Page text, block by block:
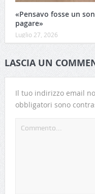
«Pensavo fosse un
pagare»
Luglio 27, 2026
LASCIA UN
Il tuo indirizzo email
obbligatori sono